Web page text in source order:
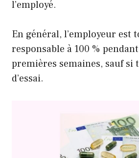
l’employé.
En général, l’employeur est
responsable à 100 %
premières semaines, sauf si
d’essai.